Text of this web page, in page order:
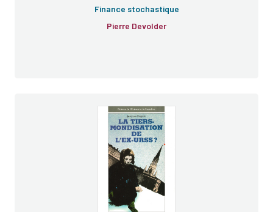
Finance stochastique
Pierre Devolder